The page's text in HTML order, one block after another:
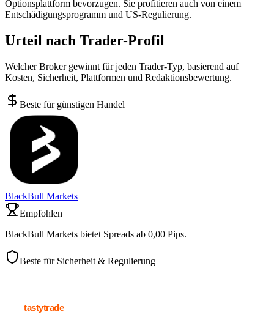
Optionsplattform bevorzugen. Sie profitieren auch von einem
Entschädigungsprogramm und US-Regulierung.
Urteil nach Trader-Profil
Welcher Broker gewinnt für jeden Trader-Typ, basierend auf
Kosten, Sicherheit, Plattformen und Redaktionsbewertung.
Beste für günstigen Handel
BlackBull Markets
Empfohlen
BlackBull Markets bietet Spreads ab 0,00 Pips.
Beste für Sicherheit & Regulierung